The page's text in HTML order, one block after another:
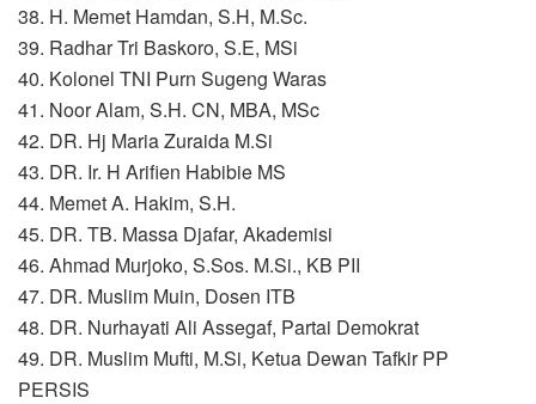
38. H. Memet Hamdan, S.H, M.Sc.
39. Radhar Tri Baskoro, S.E, MSi
40. Kolonel TNI Purn Sugeng Waras
41. Noor Alam, S.H. CN, MBA, MSc
42. DR. Hj Maria Zuraida M.Si
43. DR. Ir. H Arifien Habibie MS
44. Memet A. Hakim, S.H.
45. DR. TB. Massa Djafar, Akademisi
46. Ahmad Murjoko, S.Sos. M.Si., KB PII
47. DR. Muslim Muin, Dosen ITB
48. DR. Nurhayati Ali Assegaf, Partai Demokrat
49. DR. Muslim Mufti, M.Si, Ketua Dewan Tafkir PP
PERSIS